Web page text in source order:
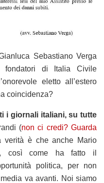
Sebastiano Verga
di Italia Civile
eletto all’estero
coincidenza?
i giornali italiani, su tutte
(non ci credi? Guarda
verità è che anche Mario
così come ha fatto il
politica, per non
va avanti. Noi siamo